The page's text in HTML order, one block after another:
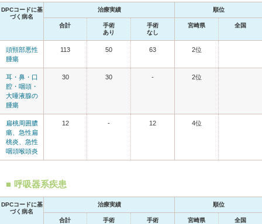
DPCコードに基
づく病名
治療実績 順位
合計
手術
あり
手術
なし
宮崎県 全国
頭頸部悪性
腫瘍
113 50 63 2位
耳・鼻・口
腔・咽頭・
大唾液腺の
腫瘍
30 30 - 2位
扁桃周囲膿
瘍、急性扁
桃炎、急性
咽頭喉頭炎
12 - 12 4位
呼吸器系疾患
DPCコードに基
づく病名
治療実績 順位
合計
手術
手術
宮崎県 全国